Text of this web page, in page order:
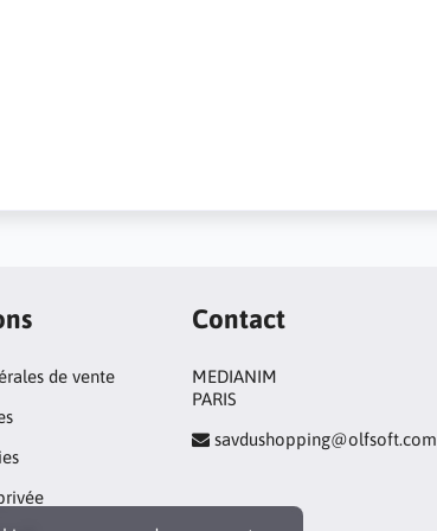
de vente
Contact
MEDIANIM
PARIS
savdushopping@olfsoft.com